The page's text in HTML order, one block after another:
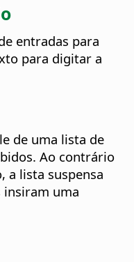
entradas para
para digitar a
de uma lista de
Ao contrário
a lista suspensa
insiram uma